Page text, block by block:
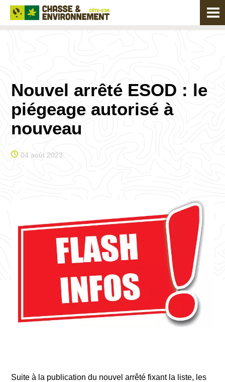
Nouvel arrêté ESOD : le
piégeage autorisé à
nouveau
04 août 2023
Suite à la publication du nouvel arrêté fixant la liste, les